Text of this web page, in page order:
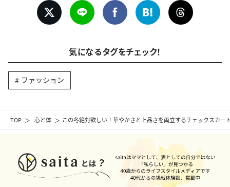
TOP 心と体 この冬絶対欲しい！華やかさと上品さを両立するチェックスカー
気になるタグをチェック！
ファッション